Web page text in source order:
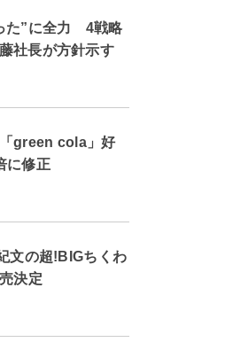
た”に全力 4戦略
社長が方針示す
「green cola」好
に修正
文の超!BIGちくわ
決定